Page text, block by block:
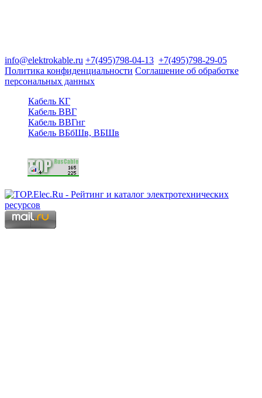
info@elektrokable.ru +7(495)798-04-13 +7(495)798-29-05
Политика конфиденциальности Соглашение об обработке
персональных данных
Кабель КГ
Кабель ВВГ
Кабель ВВГнг
Кабель ВБбШв, ВБШв